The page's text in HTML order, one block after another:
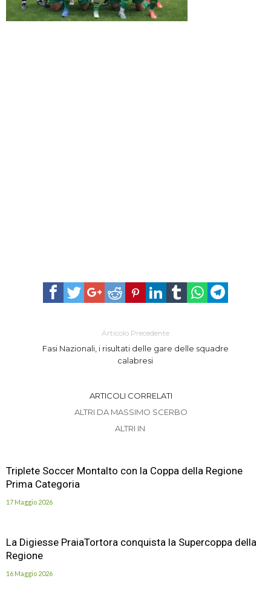
Articolo Precedente
Fasi Nazionali, i risultati delle gare delle squadre
calabresi
ARTICOLI CORRELATI
ALTRI DA MASSIMO SCERBO
ALTRI IN
Triplete Soccer Montalto con la Coppa della Regione
Prima Categoria
17 Maggio 2026
La Digiesse PraiaTortora conquista la Supercoppa della
Regione
16 Maggio 2026